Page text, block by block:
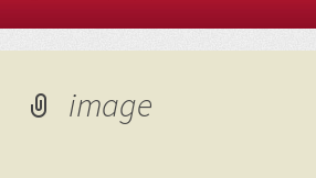
image